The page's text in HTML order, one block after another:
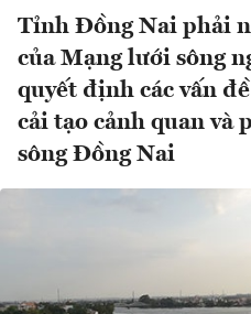
Tỉnh Đồng Nai phải
của Mạng lưới sông
quyết định các vấn
cải tạo cảnh quan và
sông Đồng Nai